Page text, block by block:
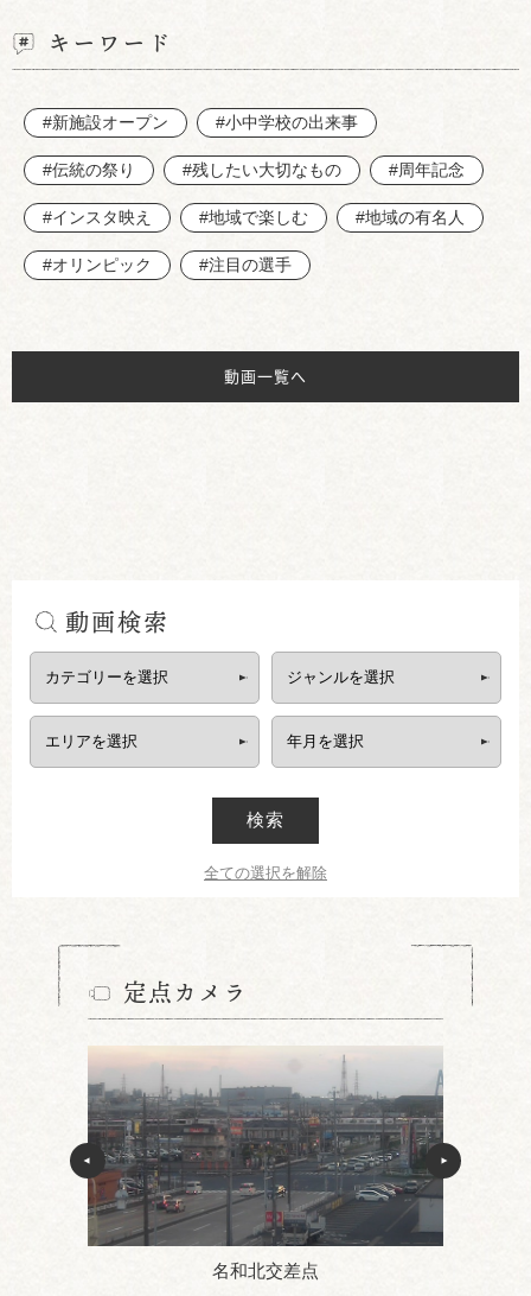
キーワード
#新施設オープン #小中学校の出来事
#伝統の祭り #残したい大切なもの #周年記念
#インスタ映え #地域で楽しむ #地域の有名人
#オリンピック #注目の選手
動画一覧へ
動画検索
検索
全ての選択を解除
定点カメラ
名和北交差点